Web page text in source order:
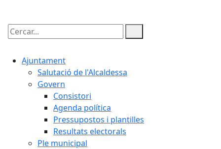
Cercar:
Ajuntament
Salutació de l'Alcaldessa
Govern
Consistori
Agenda política
Pressupostos i plantilles
Resultats electorals
Ple municipal